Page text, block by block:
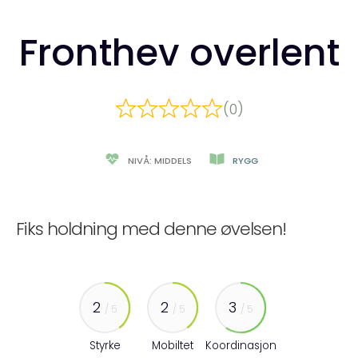
Fronthev overlent
(0)
NIVÅ: MIDDELS RYGG
Fiks holdning med denne øvelsen!
2 / 5
Styrke
2 / 5
Mobiltet
3 / 5
Koordinasjon